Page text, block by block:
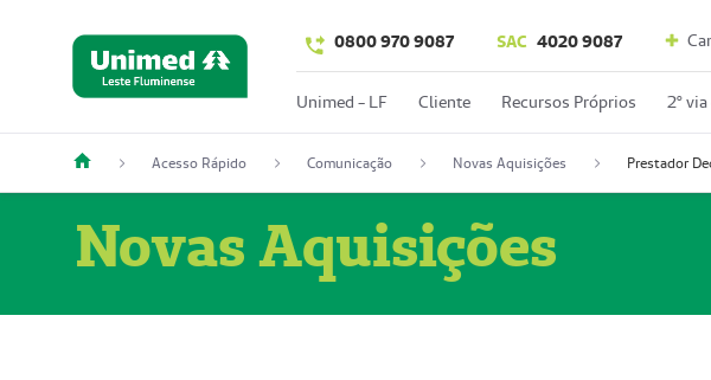
0800 970 9087 SAC 4020 9087
Unimed - LF Cliente Recursos Próprios 2º
Acesso Rápido Comunicação Novas Aquisições
Novas Aquisições